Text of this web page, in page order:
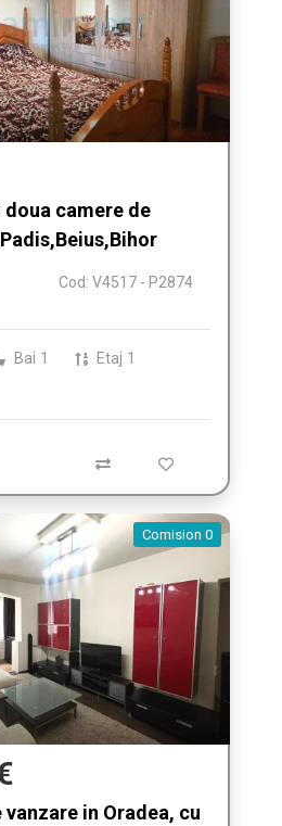
camere de
Cod: V4517 - P2874
Bai 1 Etaj 1
Comision 0
in Oradea, cu